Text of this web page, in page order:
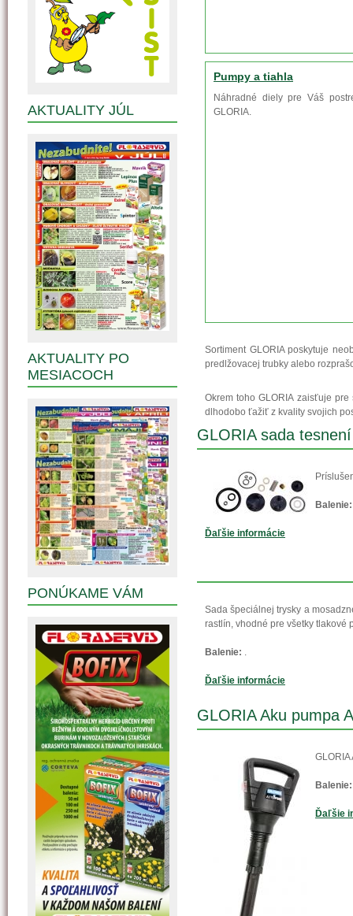
Pumpy a tiahla
Náhradné diely pre Váš
GLORIA.
Sortiment GLORIA poskytuje
predlžovacej trubky alebo
Okrem toho GLORIA zaisťuje
dlhodobo ťažiť z kvality svojich
GLORIA sada
Balenie:
Ďaľšie informácie
Sada špeciálnej trysky a
rastlín, vhodné pre všetky tlakové
Balenie: .
Ďaľšie informácie
GLORIA Aku pumpa
Balenie:
Ďaľšie
AKTUALITY JÚL
AKTUALITY PO
MESIACOCH
PONÚKAME VÁM